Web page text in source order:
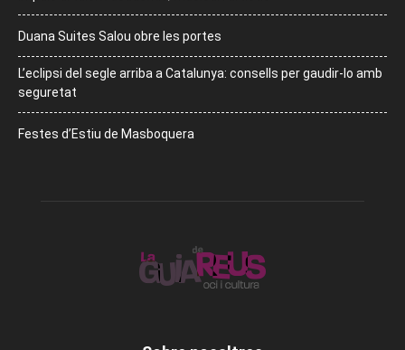
Duana Suites Salou obre les portes
L’eclipsi del segle arriba a Catalunya: consells per gaudir-lo amb
seguretat
Festes d’Estiu de Masboquera